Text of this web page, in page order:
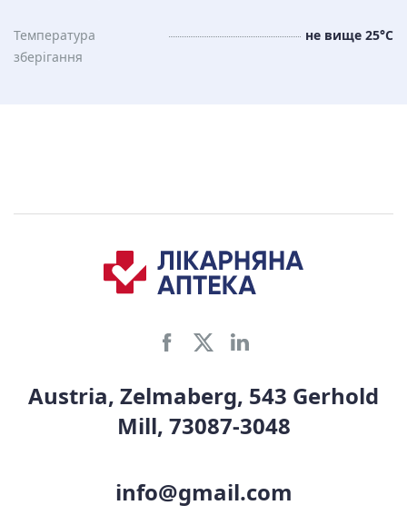
Температура
зберiгання
не вище 25°C
Austria, Zelmaberg, 543 Gerhold
Mill, 73087-3048
info@gmail.com